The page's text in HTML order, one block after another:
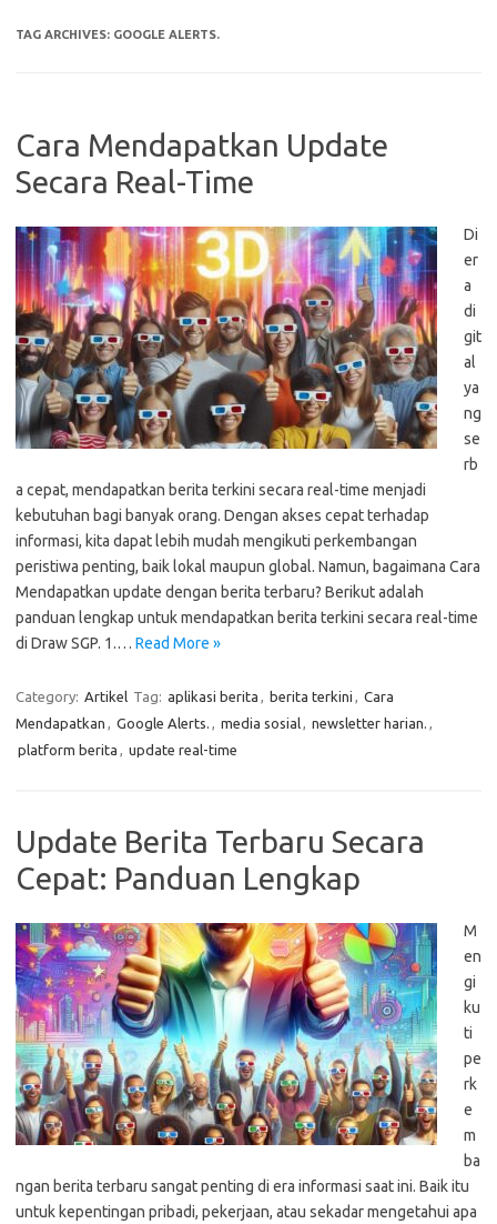
TAG ARCHIVES: GOOGLE ALERTS.
Cara Mendapatkan Update
Secara Real-Time
Di
er
a
di
git
al
ya
ng
se
rb
a cepat, mendapatkan berita terkini secara real-time menjadi
kebutuhan bagi banyak orang. Dengan akses cepat terhadap
informasi, kita dapat lebih mudah mengikuti perkembangan
peristiwa penting, baik lokal maupun global. Namun, bagaimana Cara
Mendapatkan update dengan berita terbaru? Berikut adalah
panduan lengkap untuk mendapatkan berita terkini secara real-time
di Draw SGP. 1.… Read More »
Category: Artikel Tag: aplikasi berita , berita terkini , Cara
Mendapatkan , Google Alerts. , media sosial, newsletter harian. ,
platform berita , update real-time
Update Berita Terbaru Secara
Cepat: Panduan Lengkap
M
en
gi
ku
ti
pe
rk
e
m
ba
ngan berita terbaru sangat penting di era informasi saat ini. Baik itu
untuk kepentingan pribadi, pekerjaan, atau sekadar mengetahui apa